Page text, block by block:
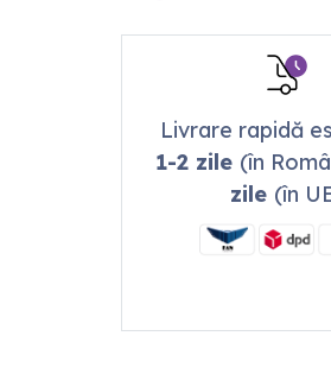
Livrare rapidă
1-2 zile (în
zile (în